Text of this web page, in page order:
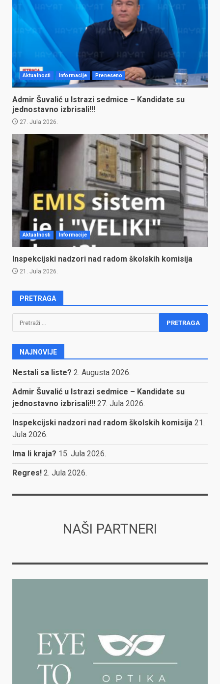
Aktualnosti Informacije Preneseno
Admir Šuvalić u Istrazi sedmice – Kandidate su
jednostavno izbrisali!!!
27. Jula 2026.
Aktualnosti Informacije
Inspekcijski nadzori nad radom školskih komisija
21. Jula 2026.
PRETRAGA
Pretraga:
NAJNOVIJE
Nestali sa liste? 2. Augusta 2026.
Admir Šuvalić u Istrazi sedmice – Kandidate su
jednostavno izbrisali!!! 27. Jula 2026.
Inspekcijski nadzori nad radom školskih komisija 21.
Jula 2026.
Ima li kraja? 15. Jula 2026.
Regres! 2. Jula 2026.
NAŠI PARTNERI